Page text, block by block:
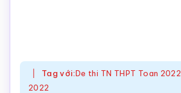
Tag với:De thi TN THPT Toan 2022
2022